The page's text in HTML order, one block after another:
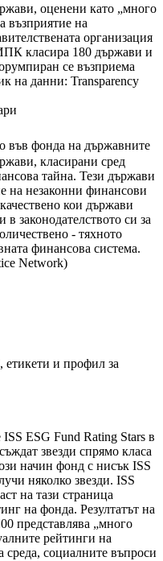
оценени като „много
възприятие на
организация
класира 180 държави и
се възприема
на данни: Transparency
във фонда на държавните
класирани сред
тайна. Тези държави
на незаконни финансови
кои държави
законодателството си за
- тяхното
финансова система.
Network)
етикети и профил за
ESG Fund Rating Stars в
звезди спрямо класа
начин фонд с нисък ISS
няколко звезди. ISS
на тази страница
на фонда. Резултатът на
представлява „много
рейтинги на
среда, социалните въпроси